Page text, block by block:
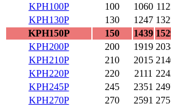
KPH100P
100 1060
KPH130P
130 1247
KPH150P
150 1439
KPH200P
200 1919
KPH210P
210 2015
KPH220P
220 2111
KPH245P
245 2351
KPH270P
270 2591